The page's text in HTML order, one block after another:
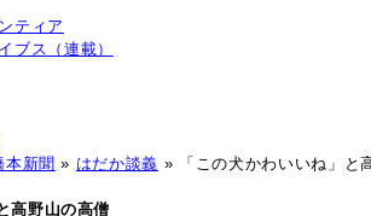
ティア
ブス（連載）
本新聞 » はだか談義 » 「この犬かわいいね」と
高野山の高僧